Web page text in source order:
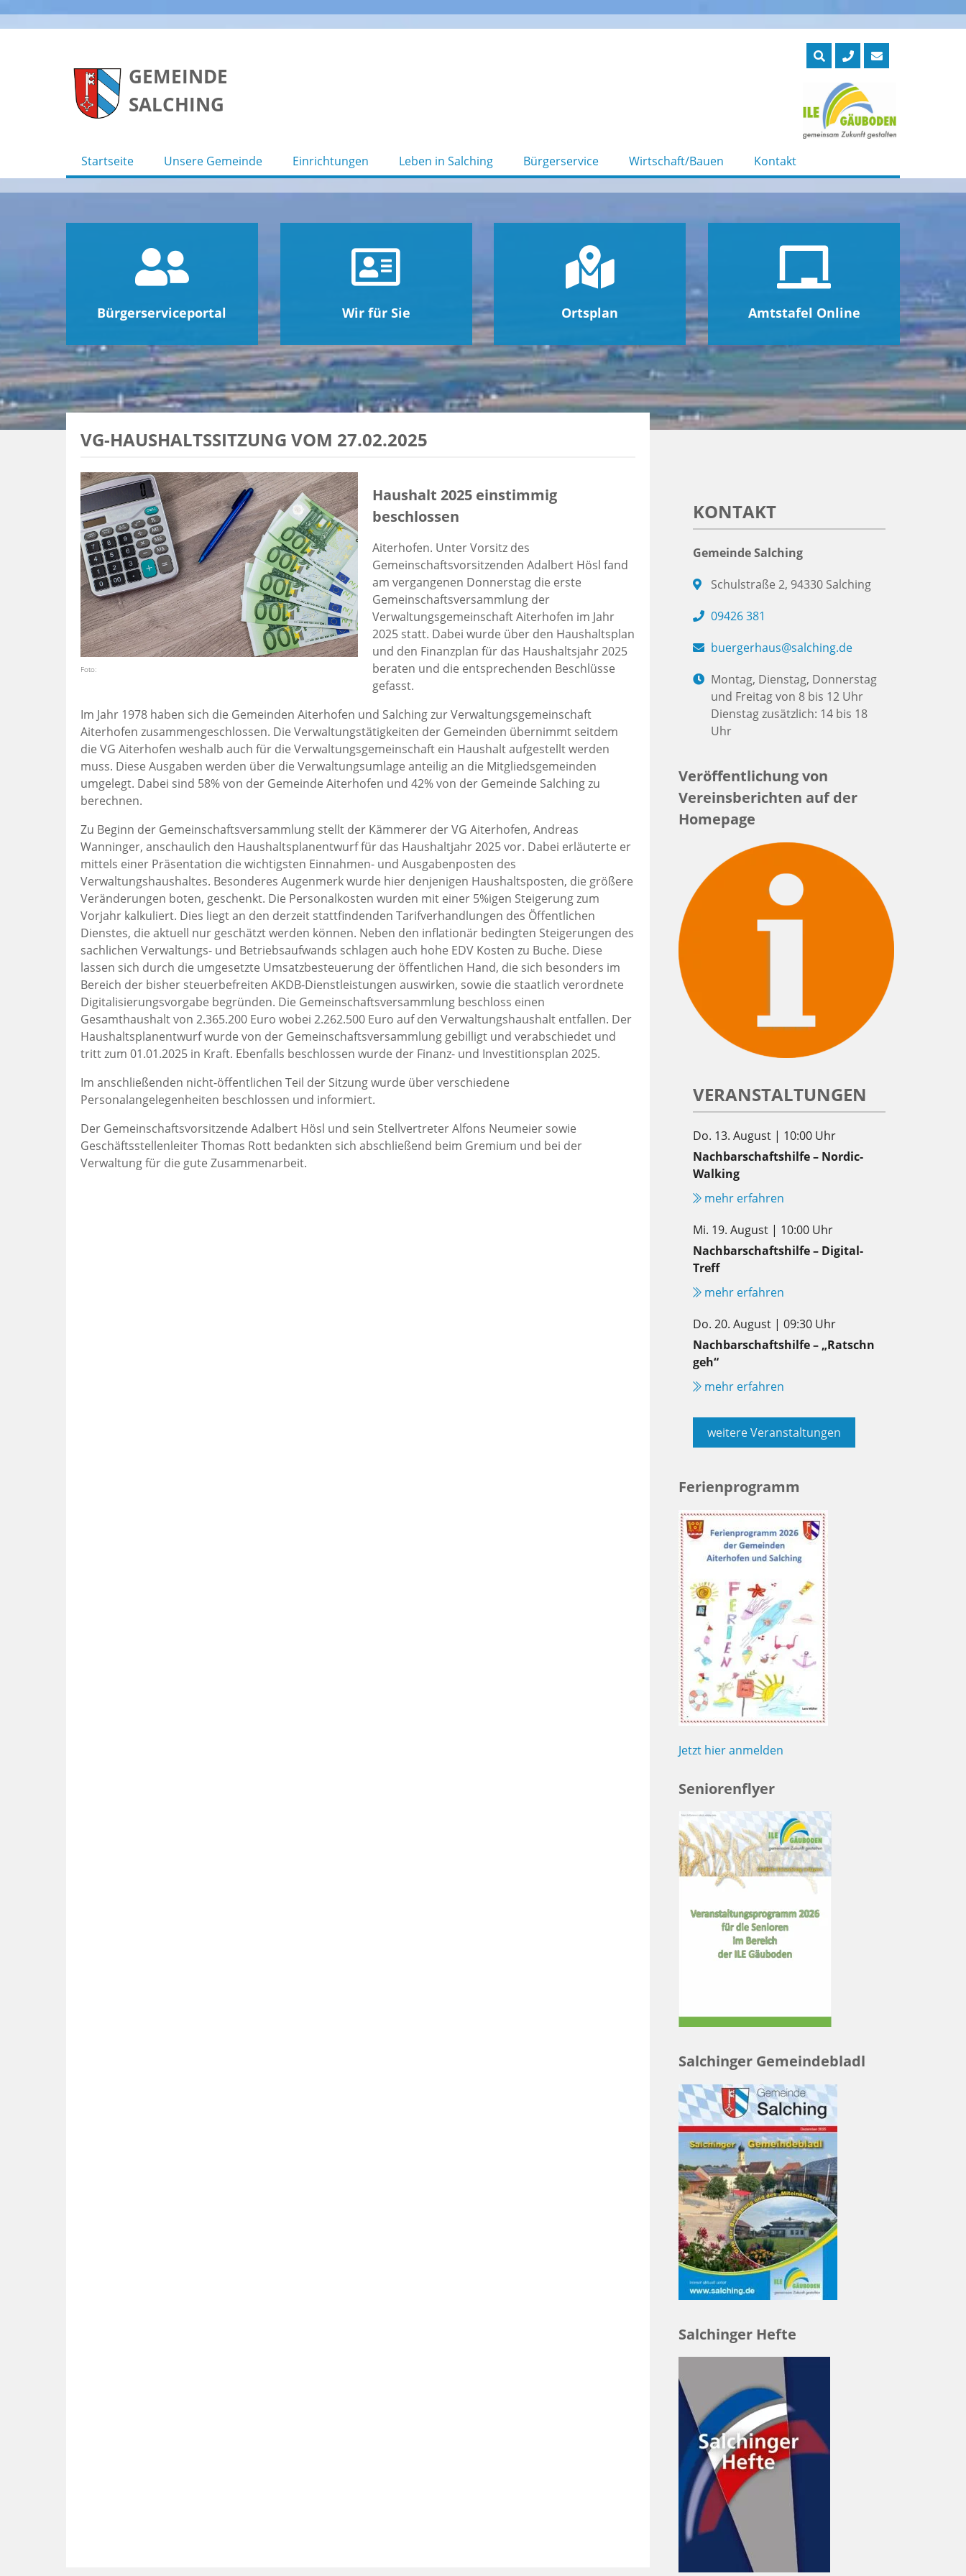
GEMEINDE
SALCHING
Startseite Unsere Gemeinde Einrichtungen Leben in Salching Bürgerservice Wirtschaft/Bauen Kontakt
Bürgerserviceportal Wir für Sie Ortsplan Amtstafel Online
VG-HAUSHALTSSITZUNG VOM 27.02.2025
Foto:
Haushalt 2025 einstimmig
beschlossen
Aiterhofen. Unter Vorsitz des
Gemeinschaftsvorsitzenden Adalbert Hösl fand
am vergangenen Donnerstag die erste
Gemeinschaftsversammlung der
Verwaltungsgemeinschaft Aiterhofen im Jahr
2025 statt. Dabei wurde über den Haushaltsplan
und den Finanzplan für das Haushaltsjahr 2025
beraten und die entsprechenden Beschlüsse
gefasst.
Im Jahr 1978 haben sich die Gemeinden Aiterhofen und Salching zur Verwaltungsgemeinschaft
Aiterhofen zusammengeschlossen. Die Verwaltungstätigkeiten der Gemeinden übernimmt seitdem
die VG Aiterhofen weshalb auch für die Verwaltungsgemeinschaft ein Haushalt aufgestellt werden
muss. Diese Ausgaben werden über die Verwaltungsumlage anteilig an die Mitgliedsgemeinden
umgelegt. Dabei sind 58% von der Gemeinde Aiterhofen und 42% von der Gemeinde Salching zu
berechnen.
Zu Beginn der Gemeinschaftsversammlung stellt der Kämmerer der VG Aiterhofen, Andreas
Wanninger, anschaulich den Haushaltsplanentwurf für das Haushaltjahr 2025 vor. Dabei erläuterte er
mittels einer Präsentation die wichtigsten Einnahmen- und Ausgabenposten des
Verwaltungshaushaltes. Besonderes Augenmerk wurde hier denjenigen Haushaltsposten, die größere
Veränderungen boten, geschenkt. Die Personalkosten wurden mit einer 5%igen Steigerung zum
Vorjahr kalkuliert. Dies liegt an den derzeit stattfindenden Tarifverhandlungen des Öffentlichen
Dienstes, die aktuell nur geschätzt werden können. Neben den inflationär bedingten Steigerungen des
sachlichen Verwaltungs- und Betriebsaufwands schlagen auch hohe EDV Kosten zu Buche. Diese
lassen sich durch die umgesetzte Umsatzbesteuerung der öffentlichen Hand, die sich besonders im
Bereich der bisher steuerbefreiten AKDB-Dienstleistungen auswirken, sowie die staatlich verordnete
Digitalisierungsvorgabe begründen. Die Gemeinschaftsversammlung beschloss einen
Gesamthaushalt von 2.365.200 Euro wobei 2.262.500 Euro auf den Verwaltungshaushalt entfallen. Der
Haushaltsplanentwurf wurde von der Gemeinschaftsversammlung gebilligt und verabschiedet und
tritt zum 01.01.2025 in Kraft. Ebenfalls beschlossen wurde der Finanz- und Investitionsplan 2025.
Im anschließenden nicht-öffentlichen Teil der Sitzung wurde über verschiedene
Personalangelegenheiten beschlossen und informiert.
Der Gemeinschaftsvorsitzende Adalbert Hösl und sein Stellvertreter Alfons Neumeier sowie
Geschäftsstellenleiter Thomas Rott bedankten sich abschließend beim Gremium und bei der
Verwaltung für die gute Zusammenarbeit.
KONTAKT
Gemeinde Salching
Schulstraße 2, 94330 Salching
09426 381
buergerhaus@salching.de
Montag, Dienstag, Donnerstag
und Freitag von 8 bis 12 Uhr
Dienstag zusätzlich: 14 bis 18
Uhr
Veröffentlichung von
Vereinsberichten auf der
Homepage
VERANSTALTUNGEN
Do. 13. August | 10:00 Uhr
Nachbarschaftshilfe – Nordic-
Walking
mehr erfahren
Mi. 19. August | 10:00 Uhr
Nachbarschaftshilfe – Digital-
Treff
mehr erfahren
Do. 20. August | 09:30 Uhr
Nachbarschaftshilfe – „Ratschn
geh“
mehr erfahren
weitere Veranstaltungen
Ferienprogramm
Jetzt hier anmelden
Seniorenflyer
Salchinger Gemeindebladl
Salchinger Hefte